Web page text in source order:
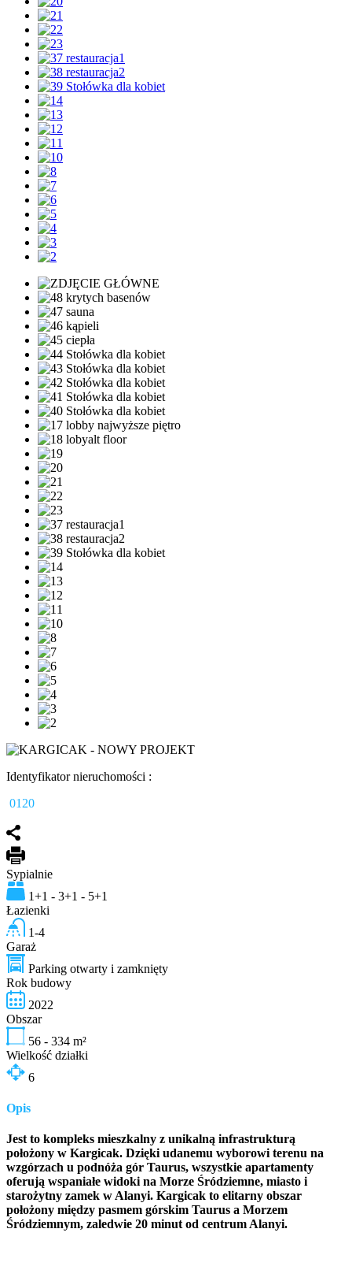
Identyfikator nieruchomości :
0120
Sypialnie
1+1 - 3+1 - 5+1
Łazienki
1-4
Garaż
Parking otwarty i zamknięty
Rok budowy
2022
Obszar
56 - 334 m²
Wielkość działki
6
Opis
Jest to kompleks mieszkalny z unikalną infrastrukturą
położony w Kargicak. Dzięki udanemu wyborowi terenu na
wzgórzach u podnóża gór Taurus, wszystkie apartamenty
oferują wspaniałe widoki na Morze Śródziemne, miasto i
starożytny zamek w Alanyi. Kargicak to elitarny obszar
położony między pasmem górskim Taurus a Morzem
Śródziemnym, zaledwie 20 minut od centrum Alanyi.